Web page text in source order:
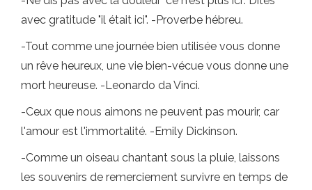
avec gratitude "il était ici". -Proverbe hébreu.
-Tout comme une journée bien utilisée vous donne
un rêve heureux, une vie bien-vécue vous donne une
mort heureuse. -Leonardo da Vinci.
-Ceux que nous aimons ne peuvent pas mourir, car
l'amour est l'immortalité. -Emily Dickinson.
-Comme un oiseau chantant sous la pluie, laissons
les souvenirs de remerciement survivre en temps de